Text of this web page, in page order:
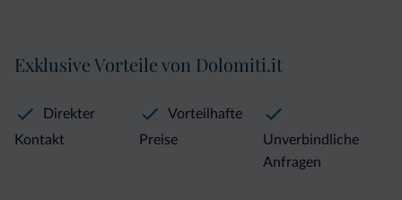
Exklusive Vorteile von Dolomiti.it
Direkter
Kontakt
Vorteilhafte
Preise
Unverbindliche
Anfragen